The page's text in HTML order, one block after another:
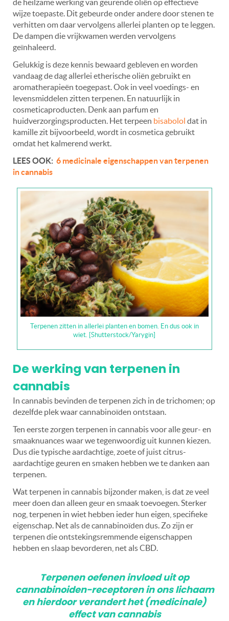
de heilzame werking van geurende oliën op effectieve
wijze toepaste. Dit gebeurde onder andere door stenen te
verhitten om daar vervolgens allerlei planten op te leggen.
De dampen die vrijkwamen werden vervolgens
geïnhaleerd.
Gelukkig is deze kennis bewaard gebleven en worden
vandaag de dag allerlei etherische oliën gebruikt en
aromatherapieën toegepast. Ook in veel voedings- en
levensmiddelen zitten terpenen. En natuurlijk in
cosmeticaproducten. Denk aan parfum en
huidverzorgingsproducten. Het terpeen bisabolol dat in
kamille zit bijvoorbeeld, wordt in cosmetica gebruikt
omdat het kalmerend werkt.
LEES OOK: 6 medicinale eigenschappen van terpenen
in cannabis
Terpenen zitten in allerlei planten en bomen. En dus ook in
wiet. [Shutterstock/Yarygin]
De werking van terpenen in
cannabis
In cannabis bevinden de terpenen zich in de trichomen; op
dezelfde plek waar cannabinoïden ontstaan.
Ten eerste zorgen terpenen in cannabis voor alle geur- en
smaaknuances waar we tegenwoordig uit kunnen kiezen.
Dus die typische aardachtige, zoete of juist citrus-
aardachtige geuren en smaken hebben we te danken aan
terpenen.
Wat terpenen in cannabis bijzonder maken, is dat ze veel
meer doen dan alleen geur en smaak toevoegen. Sterker
nog, terpenen in wiet hebben ieder hun eigen, specifieke
eigenschap. Net als de cannabinoïden dus. Zo zijn er
terpenen die ontstekingsremmende eigenschappen
hebben en slaap bevorderen, net als CBD.
Terpenen oefenen invloed uit op
cannabinoiden-receptoren in ons lichaam
en hierdoor verandert het (medicinale)
effect van cannabis